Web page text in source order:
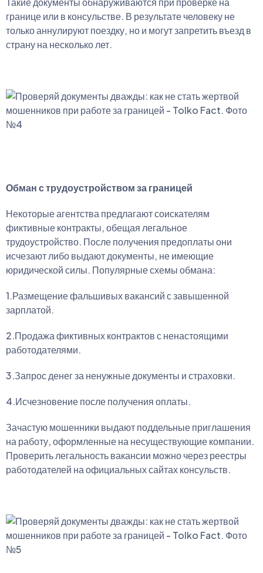
границе или в консульстве. В результате человеку не
только аннулируют поездку, но и могут запретить въезд в
страну на несколько лет.
Обман с трудоустройством за границей
Некоторые агентства предлагают соискателям
фиктивные контракты, обещая легальное
трудоустройство. После получения предоплаты они
исчезают либо выдают документы, не имеющие
юридической силы. Популярные схемы обмана:
1.Размещение фальшивых вакансий с завышенной
зарплатой.
2.Продажа фиктивных контрактов с ненастоящими
работодателями.
3.Запрос денег за ненужные документы и страховки.
4.Исчезновение после получения оплаты.
Зачастую мошенники выдают поддельные приглашения
на работу, оформленные на несуществующие компании.
Проверить легальность вакансии можно через реестры
работодателей на официальных сайтах консульств.